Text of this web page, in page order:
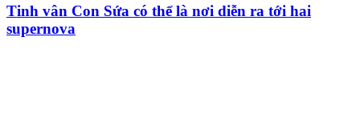
Tinh vân Con Sứa có thể là nơi diễn ra tới hai
supernova